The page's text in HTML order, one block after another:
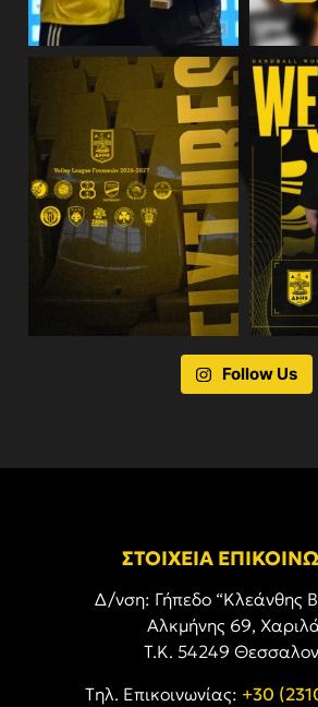
Follow Us
ΣΤΟΙΧΕΙΑ
Δ/νση: Γήπεδο “Κλεάνθης
Αλκμήνης 69,
Τ.Κ. 54249
Tηλ. Επικοινωνίας: +30